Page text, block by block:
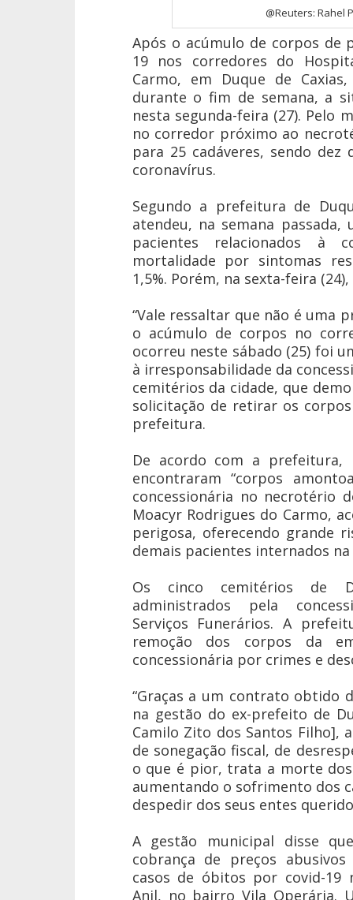
@Reuters: Rahel
Após o acúmulo de corpos de
19 nos corredores do
Carmo, em Duque de
durante o fim de semana, a
nesta segunda-feira (27). Pelo
no corredor próximo ao
para 25 cadáveres, sendo
coronavírus.
Segundo a prefeitura de
atendeu, na semana
pacientes relacionados à
mortalidade por sintomas
1,5%. Porém, na sexta-feira
“Vale ressaltar que não é uma
o acúmulo de corpos no
ocorreu neste sábado (25) foi
à irresponsabilidade da
cemitérios da cidade, que
solicitação de retirar os
prefeitura.
De acordo com a prefeitura,
encontraram “corpos
concessionária no necrotério
Moacyr Rodrigues do Carmo,
perigosa, oferecendo grande
demais pacientes internados na
Os cinco cemitérios de
administrados pela
Serviços Funerários. A
remoção dos corpos da
concessionária por crimes e
“Graças a um contrato obtido
na gestão do ex-prefeito de
Camilo Zito dos Santos Filho],
de sonegação fiscal, de
o que é pior, trata a morte
aumentando o sofrimento dos
despedir dos seus entes
A gestão municipal disse
cobrança de preços
casos de óbitos por covid-19
Anil, no bairro Vila Operária.